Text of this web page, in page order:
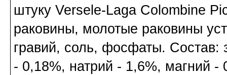
штуку Versele-Laga Colombine
раковины, молотые раковины
гравий, соль, фосфаты.
- 0,18%, натрий - 1,6%, магний -